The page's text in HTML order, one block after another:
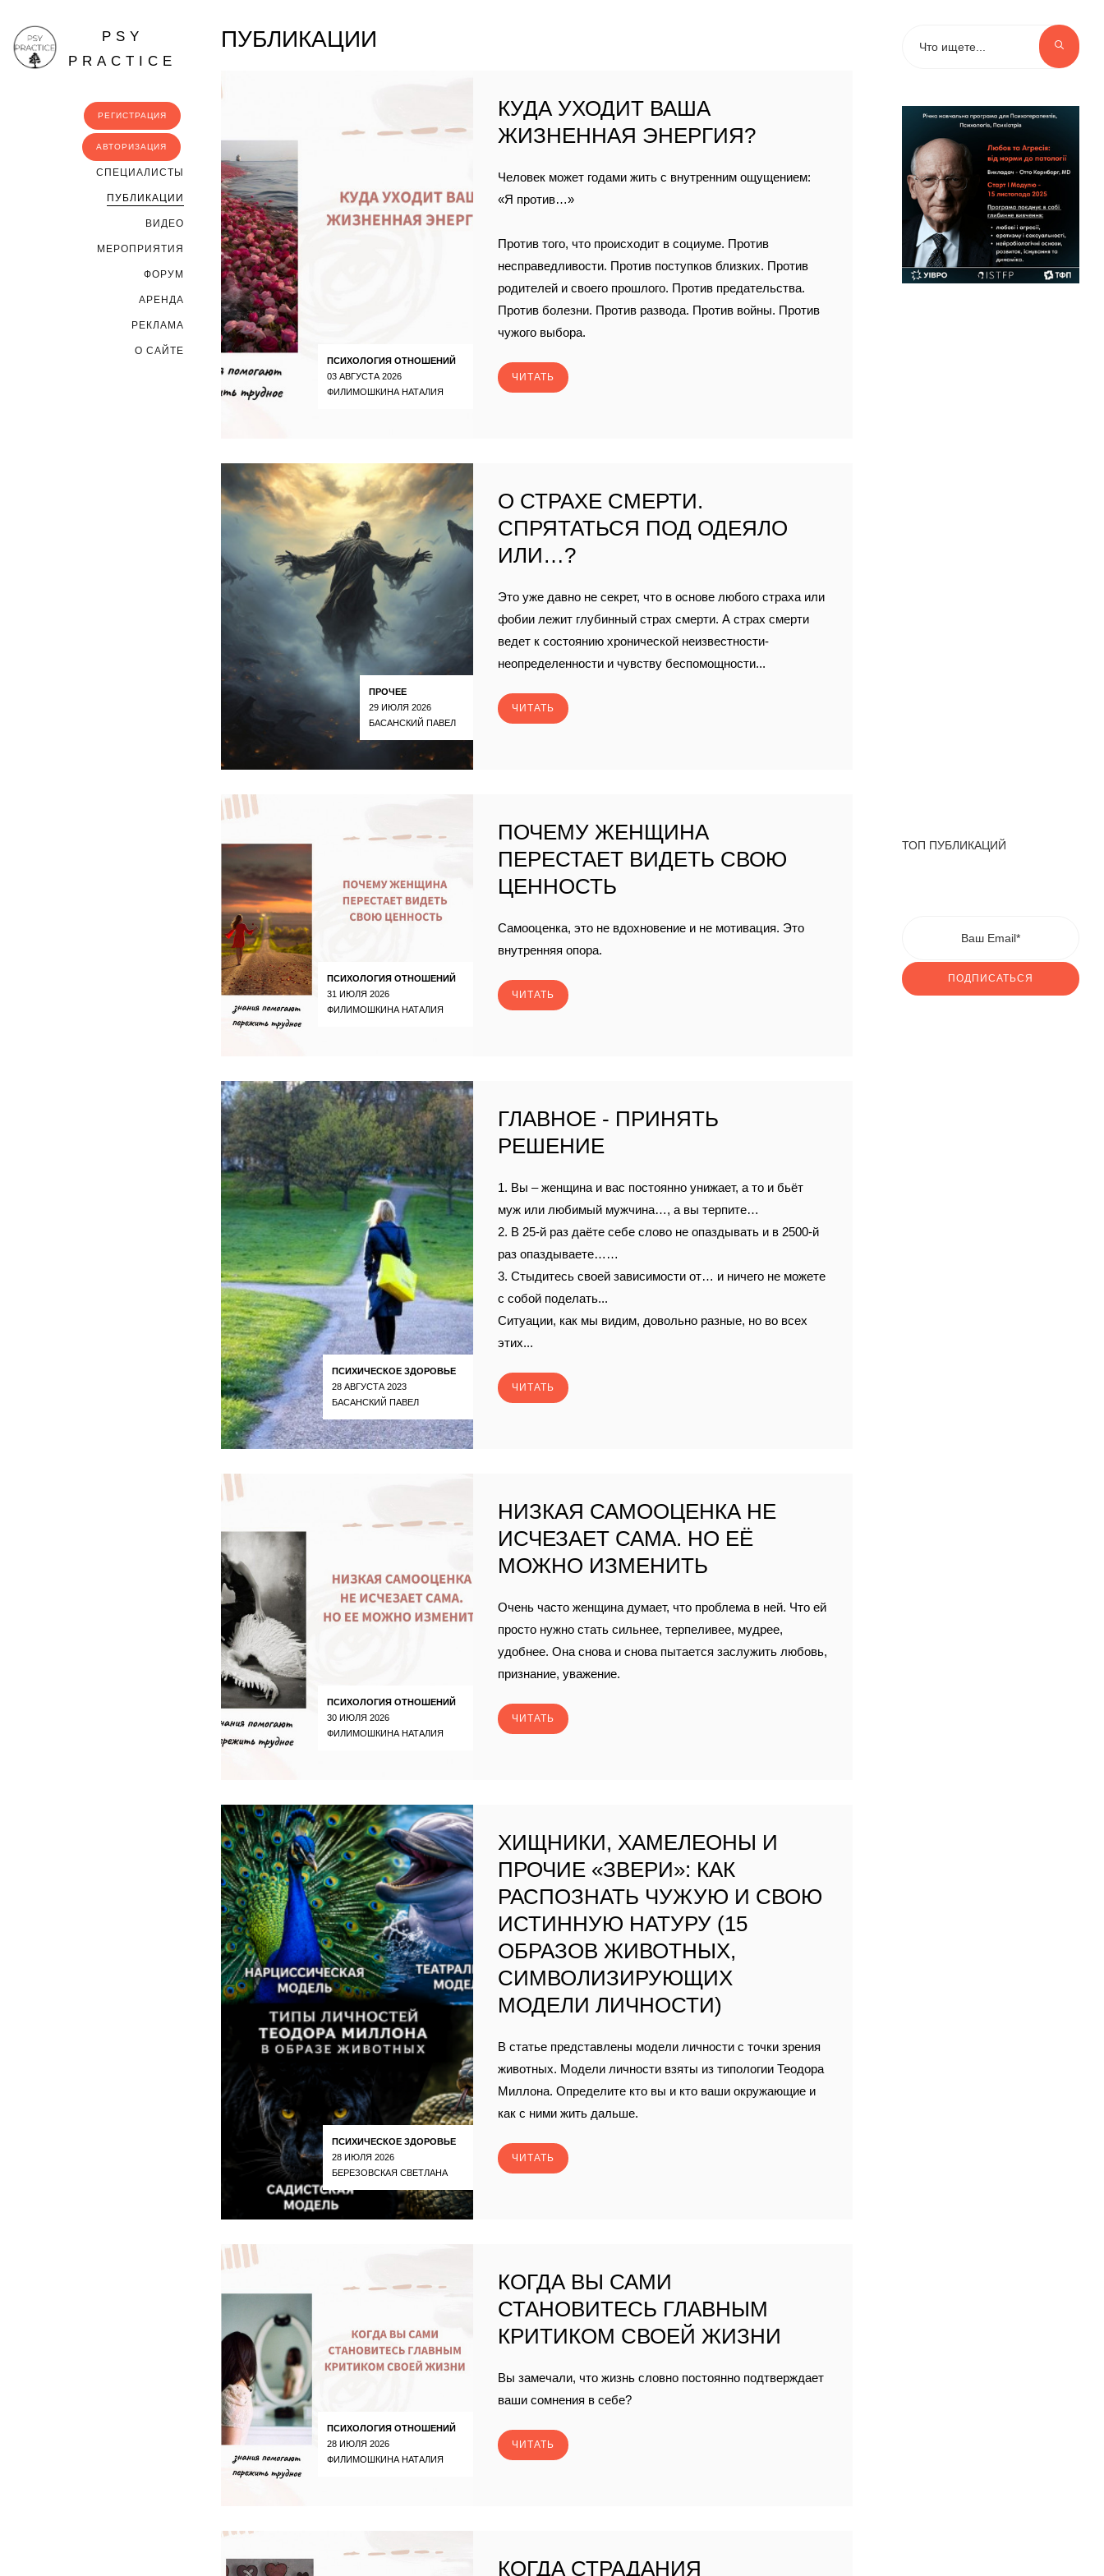
PSY
PRACTICE
РЕГИСТРАЦИЯ
АВТОРИЗАЦИЯ
CПЕЦИАЛИСТЫ
ПУБЛИКАЦИИ
ВИДЕО
МЕРОПРИЯТИЯ
ФОРУМ
АРЕНДА
РЕКЛАМА
О САЙТЕ
ПУБЛИКАЦИИ
ПСИХОЛОГИЯ ОТНОШЕНИЙ
03 АВГУСТА 2026
ФИЛИМОШКИНА НАТАЛИЯ
КУДА УХОДИТ ВАША
ЖИЗНЕННАЯ ЭНЕРГИЯ?
Человек может годами жить с внутренним ощущением:
«Я против…»
Против того, что происходит в социуме. Против
несправедливости. Против поступков близких. Против
родителей и своего прошлого. Против предательства.
Против болезни. Против развода. Против войны. Против
чужого выбора.
ЧИТАТЬ
ПРОЧЕЕ
29 ИЮЛЯ 2026
БАСАНСКИЙ ПАВЕЛ
О СТРАХЕ СМЕРТИ.
СПРЯТАТЬСЯ ПОД ОДЕЯЛО
ИЛИ…?
Это уже давно не секрет, что в основе любого страха или
фобии лежит глубинный страх смерти. А страх смерти
ведет к состоянию хронической неизвестности-
неопределенности и чувству беспомощности...
ЧИТАТЬ
ПСИХОЛОГИЯ ОТНОШЕНИЙ
31 ИЮЛЯ 2026
ФИЛИМОШКИНА НАТАЛИЯ
ПОЧЕМУ ЖЕНЩИНА
ПЕРЕСТАЕТ ВИДЕТЬ СВОЮ
ЦЕННОСТЬ
Самооценка, это не вдохновение и не мотивация. Это
внутренняя опора.
ЧИТАТЬ
ПСИХИЧЕСКОЕ ЗДОРОВЬЕ
28 АВГУСТА 2023
БАСАНСКИЙ ПАВЕЛ
ГЛАВНОЕ - ПРИНЯТЬ
РЕШЕНИЕ
1. Вы – женщина и вас постоянно унижает, а то и бьёт
муж или любимый мужчина…, а вы терпите…
2. В 25-й раз даёте себе слово не опаздывать и в 2500-й
раз опаздываете……
3. Стыдитесь своей зависимости от… и ничего не можете
с собой поделать...
Ситуации, как мы видим, довольно разные, но во всех
этих...
ЧИТАТЬ
ПСИХОЛОГИЯ ОТНОШЕНИЙ
30 ИЮЛЯ 2026
ФИЛИМОШКИНА НАТАЛИЯ
НИЗКАЯ САМООЦЕНКА НЕ
ИСЧЕЗАЕТ САМА. НО ЕЁ
МОЖНО ИЗМЕНИТЬ
Очень часто женщина думает, что проблема в ней. Что ей
просто нужно стать сильнее, терпеливее, мудрее,
удобнее. Она снова и снова пытается заслужить любовь,
признание, уважение.
ЧИТАТЬ
ПСИХИЧЕСКОЕ ЗДОРОВЬЕ
28 ИЮЛЯ 2026
БЕРЕЗОВСКАЯ СВЕТЛАНА
ХИЩНИКИ, ХАМЕЛЕОНЫ И
ПРОЧИЕ «ЗВЕРИ»: КАК
РАСПОЗНАТЬ ЧУЖУЮ И СВОЮ
ИСТИННУЮ НАТУРУ (15
ОБРАЗОВ ЖИВОТНЫХ,
СИМВОЛИЗИРУЮЩИХ
МОДЕЛИ ЛИЧНОСТИ)
В статье представлены модели личности с точки зрения
животных. Модели личности взяты из типологии Теодора
Миллона. Определите кто вы и кто ваши окружающие и
как с ними жить дальше.
ЧИТАТЬ
ПСИХОЛОГИЯ ОТНОШЕНИЙ
28 ИЮЛЯ 2026
ФИЛИМОШКИНА НАТАЛИЯ
КОГДА ВЫ САМИ
СТАНОВИТЕСЬ ГЛАВНЫМ
КРИТИКОМ СВОЕЙ ЖИЗНИ
Вы замечали, что жизнь словно постоянно подтверждает
ваши сомнения в себе?
ЧИТАТЬ
КОГДА СТРАДАНИЯ
ТОП ПУБЛИКАЦИЙ
ПОДПИСАТЬСЯ